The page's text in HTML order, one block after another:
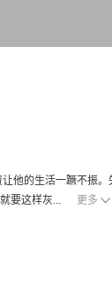
他的生活一蹶不振
要这样灰...
更多